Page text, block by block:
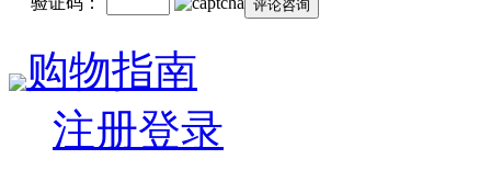
购物指南
注册登录